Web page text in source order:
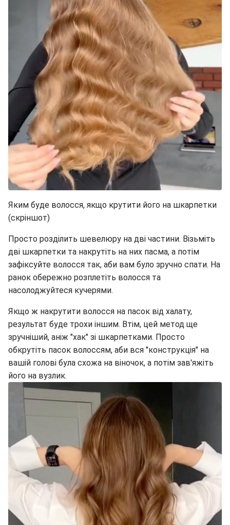
Яким буде волосся, якщо крутити його на шкарпетки
(скріншот)
Просто розділить шевелюру на дві частини. Візьміть
дві шкарпетки та накрутіть на них пасма, а потім
зафіксуйте волосся так, аби вам було зручно спати. На
ранок обережно розплетіть волосся та
насолоджуйтеся кучерями.
Якщо ж накрутити волосся на пасок від халату,
результат буде трохи іншим. Втім, цей метод ще
зручніший, аніж "хак" зі шкарпетками. Просто
обкрутіть пасок волоссям, аби вся "конструкція" на
вашій голові була схожа на віночок, а потім зав'яжіть
його на вузлик.